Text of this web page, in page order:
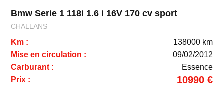
Bmw Serie 1 118i 1.6 i 16V 170 cv sport
CHALLANS
Km :
138000 km
Mise en circulation :
09/02/2012
Carburant :
Essence
Prix :
10990 €